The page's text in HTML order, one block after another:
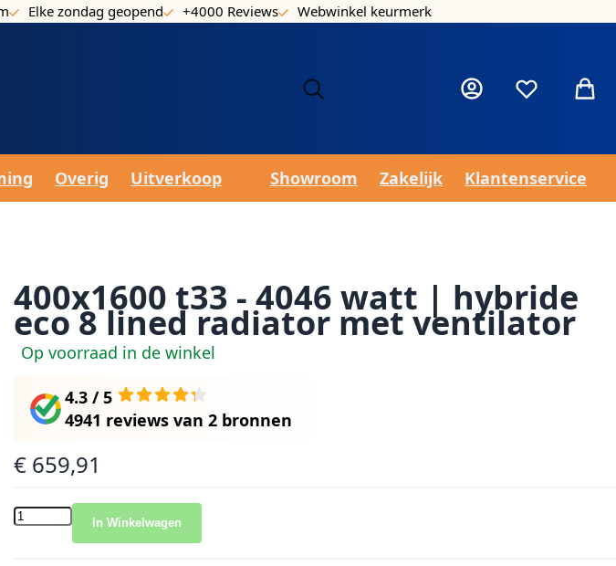
Elke zondag geopend +4000 Reviews Webwinkel keurmerk
Mijn accountVerlanglijst
Overig Uitverkoop Showroom Zakelijk Klantenservice
400x1600 t33 - 4046 watt | hybride
eco 8 lined radiator met ventilator
Op voorraad in de winkel
4.3 / 5
4941 reviews van 2 bronnen
€ 659,91
In Winkelwagen